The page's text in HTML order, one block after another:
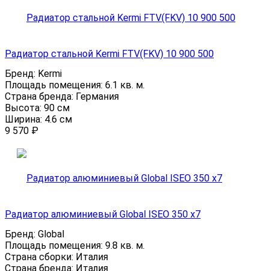
Радиатор стальной Kermi FTV(FKV) 10 900 500
Бренд: Kermi
Площадь помещения: 6.1 кв. м.
Страна бренда: Германия
Высота: 90 см
Ширина: 4.6 см
9 570 ₽
Радиатор алюминиевый Global ISEO 350 x7
Бренд: Global
Площадь помещения: 9.8 кв. м.
Страна сборки: Италия
Страна бренда: Италия